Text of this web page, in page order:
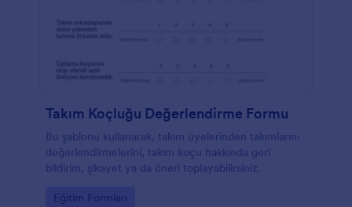
Takım Koçluğu Değerlendirme Formu
Bu şablonu kullanarak, takım üyelerinden takımlarını
değerlendirmelerini, takım koçu hakkında geri
bildirim, şikayet ya da öneri toplayabilirsiniz.
Go to Category:
Eğitim Formları